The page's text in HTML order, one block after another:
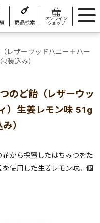
商品検索
オンライン
ショップ
レザーウッドハニー＋ハー
装込み）
のど飴（レザーウッ
）生姜レモン味 51g
）
から採蜜したはちみつをた
使用した生姜レモン味。個